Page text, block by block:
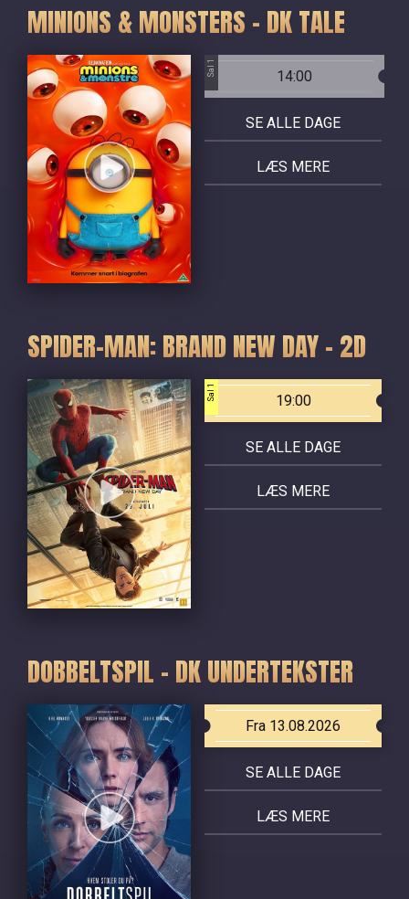
MINIONS & MONSTERS - DK TALE
Sal 1 14:00
SE ALLE DAGE
LÆS MERE
SPIDER-MAN: BRAND NEW DAY - 2D
Sal 1 19:00
SE ALLE DAGE
LÆS MERE
DOBBELTSPIL - DK UNDERTEKSTER
Fra 13.08.2026
SE ALLE DAGE
LÆS MERE